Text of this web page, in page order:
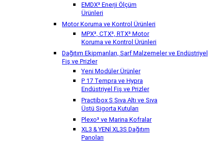
EMDX³ Enerji Ölçüm
Ürünleri
Motor Koruma ve Kontrol Ürünleri
MPX³, CTX³, RTX³ Motor
Koruma ve Kontrol Ürünleri
Dağıtım Ekipmanları, Sarf Malzemeler ve Endüstriyel
Fiş ve Prizler
Yeni Modüler Ürünler
P 17 Tempra ve Hypra
Endüstriyel Fiş ve Prizler
Practibox S Sıva Altı ve Sıva
Üstü Sigorta Kutuları
Plexo³ ve Marina Kofralar
XL3 & YENİ XL3S Dağıtım
Panoları